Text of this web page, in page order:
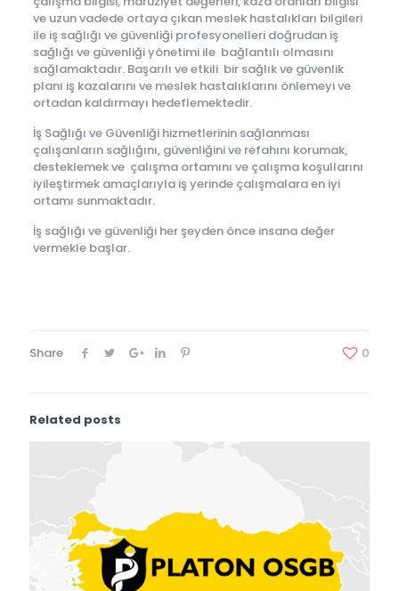
ve uzun vadede ortaya çıkan meslek hastalıkları bilgileri
ile iş sağlığı ve güvenliği profesyonelleri doğrudan iş
sağlığı ve güvenliği yönetimi ile bağlantılı olmasını
sağlamaktadır. Başarılı ve etkili bir sağlık ve güvenlik
planı iş kazalarını ve meslek hastalıklarını önlemeyi ve
ortadan kaldırmayı hedeflemektedir.
İş Sağlığı ve Güvenliği hizmetlerinin sağlanması
çalışanların sağlığını, güvenliğini ve refahını korumak,
desteklemek ve çalışma ortamını ve çalışma koşullarını
iyileştirmek amaçlarıyla iş yerinde çalışmalara en iyi
ortamı sunmaktadır.
İş sağlığı ve güvenliği her şeyden önce insana değer
vermekle başlar.
Share 0
Related posts